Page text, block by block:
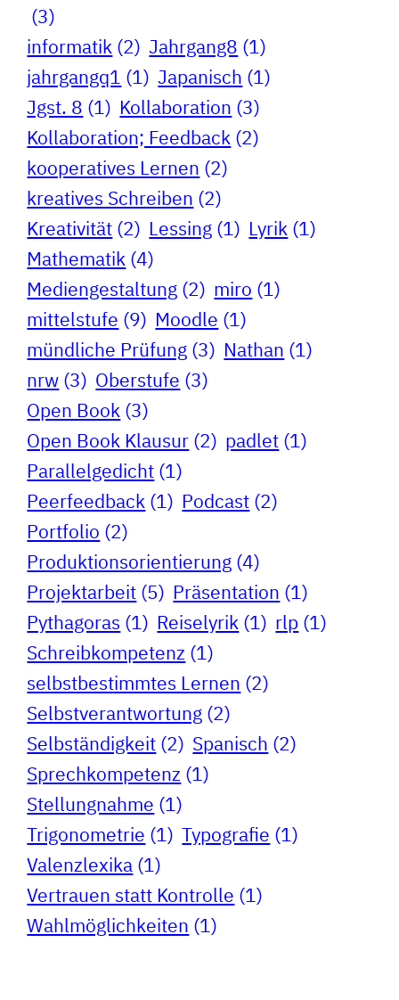
(3)
informatik (2) Jahrgang8 (1)
jahrgangq1 (1) Japanisch (1)
Jgst. 8 (1) Kollaboration (3)
Kollaboration; Feedback (2)
kooperatives Lernen (2)
kreatives Schreiben (2)
Kreativität (2) Lessing (1) Lyrik (1)
Mathematik (4)
Mediengestaltung (2) miro (1)
mittelstufe (9) Moodle (1)
mündliche Prüfung (3) Nathan (1)
nrw (3) Oberstufe (3)
Open Book (3)
Open Book Klausur (2) padlet (1)
Parallelgedicht (1)
Peerfeedback (1) Podcast (2)
Portfolio (2)
Produktionsorientierung (4)
Projektarbeit (5) Präsentation (1)
Pythagoras (1) Reiselyrik (1) rlp (1)
Schreibkompetenz (1)
selbstbestimmtes Lernen (2)
Selbstverantwortung (2)
Selbständigkeit (2) Spanisch (2)
Sprechkompetenz (1)
Stellungnahme (1)
Trigonometrie (1) Typografie (1)
Valenzlexika (1)
Vertrauen statt Kontrolle (1)
Wahlmöglichkeiten (1)